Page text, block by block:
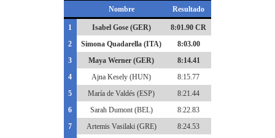
Nombre Resultado
1 Isabel Gose (GER)
8:01.90 CR
2
Simona Quadarella (ITA)
8:03.00
3
Maya Werner (GER)
8:14.41
4
Ajna Kesely (HUN)
8:15.77
5
María de Valdés (ESP)
8:21.44
6
Sarah Dumont (BEL)
8:22.83
7
Artemis Vasilaki (GRE)
8:24.53